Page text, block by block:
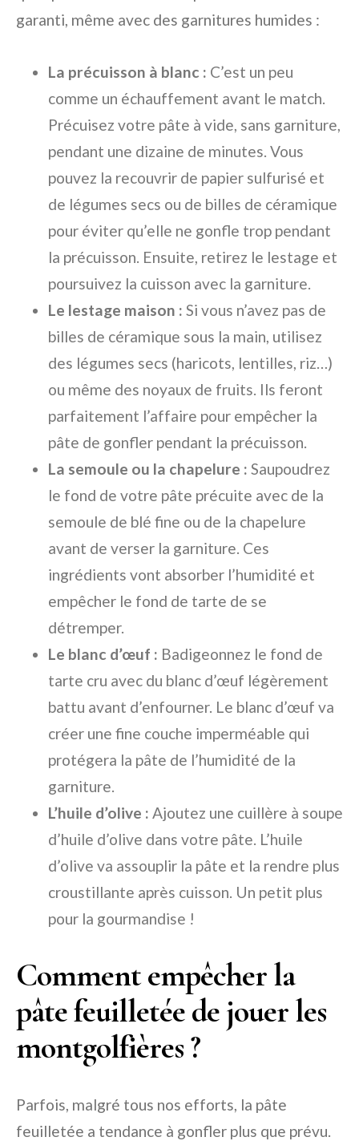
garanti, même avec des garnitures humides :
La précuisson à blanc : C’est un peu
comme un échauffement avant le match.
Précuisez votre pâte à vide, sans garniture,
pendant une dizaine de minutes. Vous
pouvez la recouvrir de papier sulfurisé et
de légumes secs ou de billes de céramique
pour éviter qu’elle ne gonfle trop pendant
la précuisson. Ensuite, retirez le lestage et
poursuivez la cuisson avec la garniture.
Le lestage maison : Si vous n’avez pas de
billes de céramique sous la main, utilisez
des légumes secs (haricots, lentilles, riz…)
ou même des noyaux de fruits. Ils feront
parfaitement l’affaire pour empêcher la
pâte de gonfler pendant la précuisson.
La semoule ou la chapelure : Saupoudrez
le fond de votre pâte précuite avec de la
semoule de blé fine ou de la chapelure
avant de verser la garniture. Ces
ingrédients vont absorber l’humidité et
empêcher le fond de tarte de se
détremper.
Le blanc d’œuf : Badigeonnez le fond de
tarte cru avec du blanc d’œuf légèrement
battu avant d’enfourner. Le blanc d’œuf va
créer une fine couche imperméable qui
protégera la pâte de l’humidité de la
garniture.
L’huile d’olive : Ajoutez une cuillère à soupe
d’huile d’olive dans votre pâte. L’huile
d’olive va assouplir la pâte et la rendre plus
croustillante après cuisson. Un petit plus
pour la gourmandise !
Comment empêcher la
pâte feuilletée de jouer les
montgolfières ?
Parfois, malgré tous nos efforts, la pâte
feuilletée a tendance à gonfler plus que prévu.